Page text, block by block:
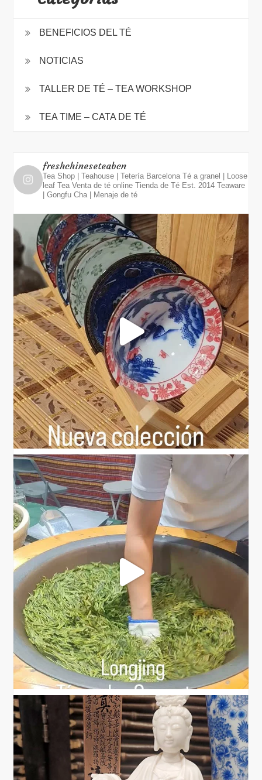
BENEFICIOS DEL TÉ
NOTICIAS
TALLER DE TÉ – TEA WORKSHOP
TEA TIME – CATA DE TÉ
freshchineseteabcn
Tea Shop | Teahouse | Tetería Barcelona Té a granel | Loose
leaf Tea Venta de té online Tienda de Té Est. 2014 Teaware
| Gongfu Cha | Menaje de té